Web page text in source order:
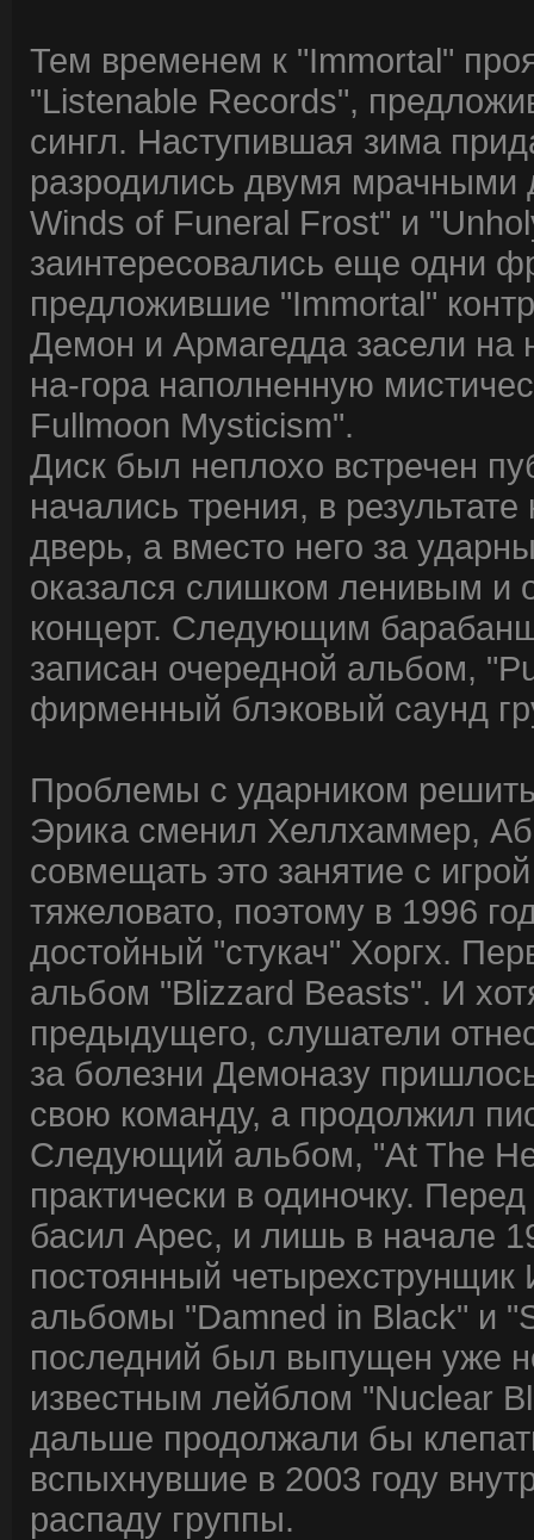
Тем временем к "Immortal"
"Listenable Records",
сингл. Наступившая зима
разродились двумя мрачными
Winds of Funeral Frost" и
заинтересовались еще одни
предложившие "Immortal"
Демон и Армагедда засели на
на-гора наполненную
Fullmoon Mysticism".
Диск был неплохо встречен
начались трения, в
дверь, а вместо него за
оказался слишком ленивым и
концерт. Следующим
записан очередной альбом,
фирменный блэковый саунд
Проблемы с ударником решить
Эрика сменил Хеллхаммер,
совмещать это занятие с
тяжеловато, поэтому в 1996
достойный "стукач" Хоргх.
альбом "Blizzard Beasts". И
предыдущего, слушатели
за болезни Демоназу
свою команду, а продолжил
Следующий альбом, "At The
практически в одиночку.
басил Арес, и лишь в начале
постоянный
альбомы "Damned in Black" и
последний был выпущен уже
известным лейблом "Nuclear
дальше продолжали бы
вспыхнувшие в 2003 году
распаду группы.